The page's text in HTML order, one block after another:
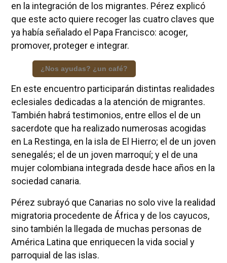
en la integración de los migrantes. Pérez explicó
que este acto quiere recoger las cuatro claves que
ya había señalado el Papa Francisco: acoger,
promover, proteger e integrar.
¿Nos ayudas? ¿un café?
En este encuentro participarán distintas realidades
eclesiales dedicadas a la atención de migrantes.
También habrá testimonios, entre ellos el de un
sacerdote que ha realizado numerosas acogidas
en La Restinga, en la isla de El Hierro; el de un joven
senegalés; el de un joven marroquí; y el de una
mujer colombiana integrada desde hace años en la
sociedad canaria.
Pérez subrayó que Canarias no solo vive la realidad
migratoria procedente de África y de los cayucos,
sino también la llegada de muchas personas de
América Latina que enriquecen la vida social y
parroquial de las islas.